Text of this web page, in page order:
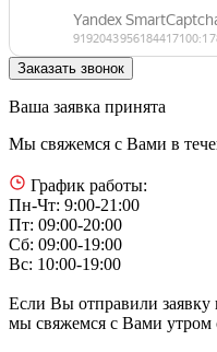
Ваша заявка принята
Мы свяжемся с Вами в
График работы:
Пн-Чт: 9:00-21:00
Пт: 09:00-20:00
Сб: 09:00-19:00
Вс: 10:00-19:00
Если Вы отправили заявку
мы свяжемся с Вами утром